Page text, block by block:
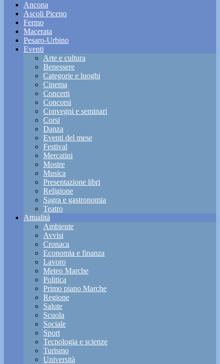
Ancona
Ascoli Piceno
Fermo
Macerata
Pesaro-Urbino
Eventi
Arte e cultura
Benessere
Categorie e luoghi
Cinema
Concerti
Concorsi
Convegni e seminari
Corsi
Danza
Eventi del mese
Festival
Mercatini
Mostre
Musica
Presentazione libri
Religione
Sagra e gastronomia
Teatro
Attualità
Ambiente
Avvisi
Cronaca
Economia e finanza
Lavoro
Meteo Marche
Politica
Primo piano Marche
Regione
Salute
Scuola
Sociale
Sport
Tecnologia e scienze
Turismo
Università